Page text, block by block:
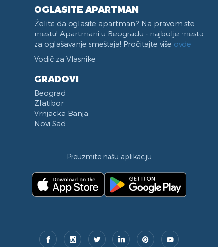
OGLASITE APARTMAN
Želite da oglasite apartman? Na pravom ste
mestu! Apartmani u Beogradu - najbolje mesto
za oglašavanje smeštaja! Pročitajte više ovde
Vodič za Vlasnike
GRADOVI
Beograd
Zlatibor
Vrnjacka Banja
Novi Sad
Preuzmite našu aplikaciju